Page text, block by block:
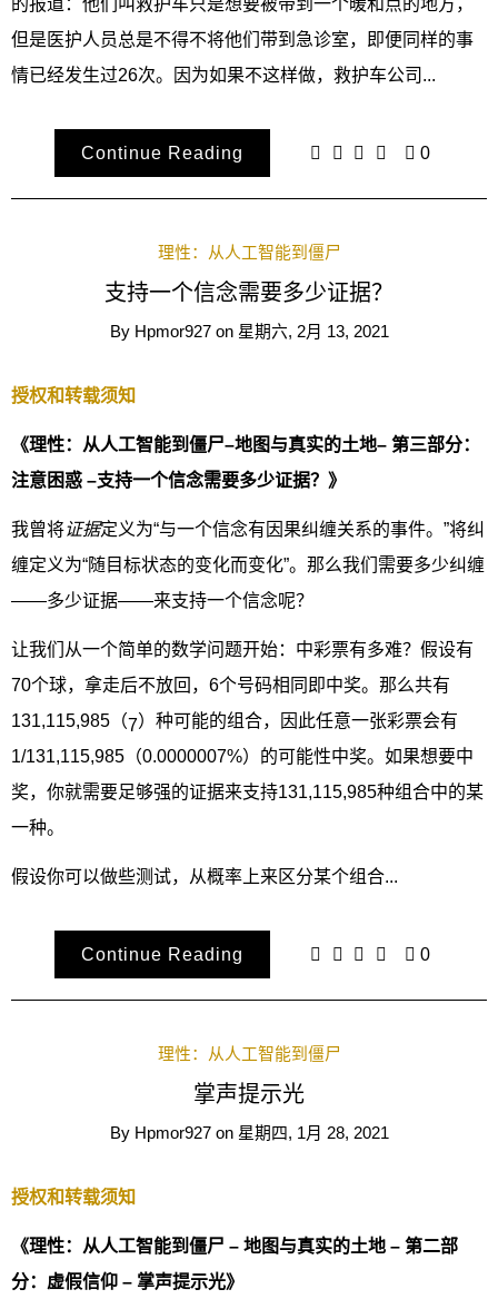
的报道：他们叫救护车只是想要被带到一个暖和点的地方，
但是医护人员总是不得不将他们带到急诊室，即便同样的事
情已经发生过26次。因为如果不这样做，救护车公司...
Continue Reading 0
理性：从人工智能到僵尸
支持一个信念需要多少证据？
By Hpmor927 on 星期六, 2月 13, 2021
授权和转载须知
《理性：从人工智能到僵尸–地图与真实的土地– 第三部分：
注意困惑 –支持一个信念需要多少证据？》
我曾将证据定义为“与一个信念有因果纠缠关系的事件。”将纠
缠定义为“随目标状态的变化而变化”。那么我们需要多少纠缠
——多少证据——来支持一个信念呢？
让我们从一个简单的数学问题开始：中彩票有多难？假设有
70个球，拿走后不放回，6个号码相同即中奖。那么共有
131,115,985（7）种可能的组合，因此任意一张彩票会有
1/131,115,985（0.0000007%）的可能性中奖。如果想要中
奖，你就需要足够强的证据来支持131,115,985种组合中的某
一种。
假设你可以做些测试，从概率上来区分某个组合...
Continue Reading 0
理性：从人工智能到僵尸
掌声提示光
By Hpmor927 on 星期四, 1月 28, 2021
授权和转载须知
《理性：从人工智能到僵尸 – 地图与真实的土地 – 第二部
分：虚假信仰 – 掌声提示光》